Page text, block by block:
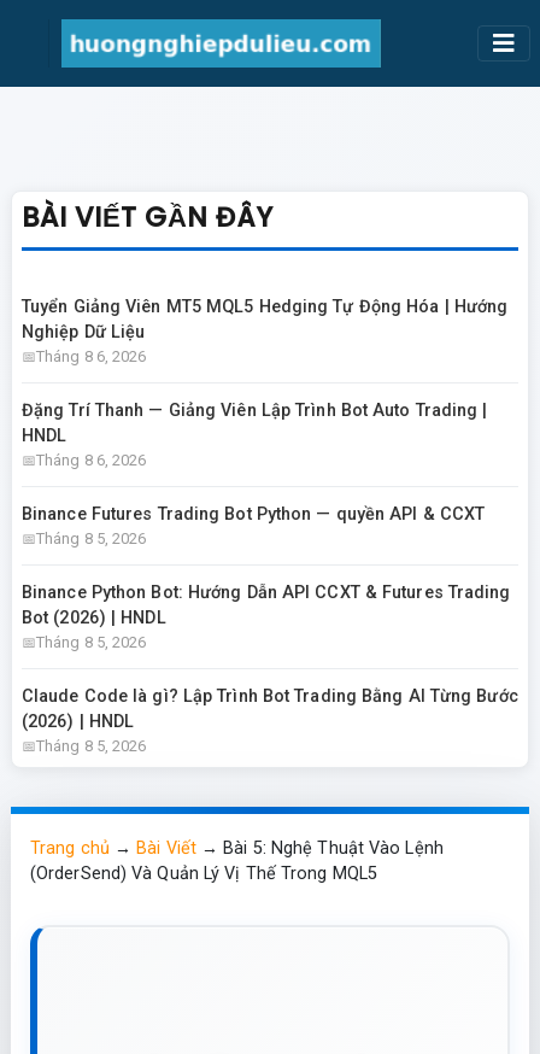
BÀI VIẾT GẦN ĐÂY
Tuyển Giảng Viên MT5 MQL5 Hedging Tự Động Hóa | Hướng
Nghiệp Dữ Liệu
Tháng 8 6, 2026
Đặng Trí Thanh — Giảng Viên Lập Trình Bot Auto Trading |
HNDL
Tháng 8 6, 2026
Binance Futures Trading Bot Python — quyền API & CCXT
Tháng 8 5, 2026
Binance Python Bot: Hướng Dẫn API CCXT & Futures Trading
Bot (2026) | HNDL
Tháng 8 5, 2026
Claude Code là gì? Lập Trình Bot Trading Bằng AI Từng Bước
(2026) | HNDL
Tháng 8 5, 2026
Trang chủ →Bài Viết→Bài 5: Nghệ Thuật Vào Lệnh
(OrderSend) Và Quản Lý Vị Thế Trong MQL5